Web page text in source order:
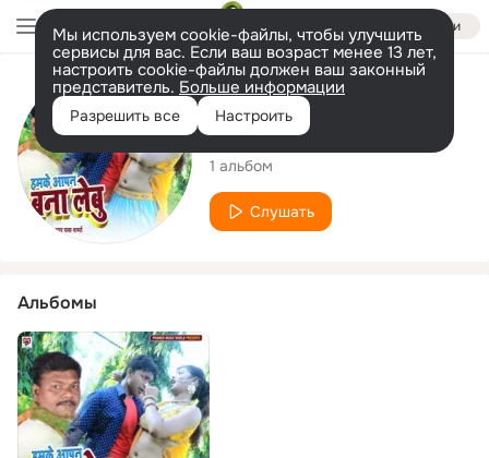
Войти
Мы используем cookie-файлы, чтобы улучшить
сервисы для вас. Если ваш возраст менее 13 лет,
настроить cookie-файлы должен ваш законный
представитель. Больше информации
Разрешить все Настроить
Исполнитель
Aar Yes Sharma
1 альбом
Слушать
Альбомы